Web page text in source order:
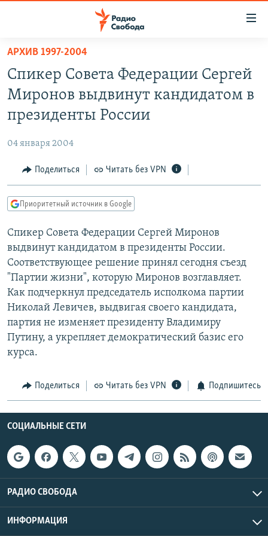
упрощенного
доступа
Вернуться
основному
Вернутся
Вернутся
поиску
ПОДКАСТЫ
АВТОРСКИЕ ПРОЕКТЫ
МНЕНИЯ
КУЛЬТУРА
КАВКАЗ.РЕАЛИИ
СЕВЕР.РЕАЛИИ
СИБИРЬ.РЕАЛИИ
РАСПИСАНИЕ ВЕЩАНИЯ
ПОДПИШИТЕСЬ НА РАССЫЛКУ
СОЦИАЛЬНЫЕ СЕТИ
Все сайты РСЕ/РС
АРХИВ 1997-2004
Спикер Совета Федерации Сергей
Миронов выдвинут кандидатом в
президенты России
04 января 2004
Поделиться Читать без VPN
Приоритетный источник в Google
Спикер Совета Федерации Сергей Миронов
выдвинут кандидатом в президенты России.
Соответствующее решение принял сегодня съезд
"Партии жизни", которую Миронов возглавляет.
Как подчеркнул председатель исполкома партии
Николай Левичев, выдвигая своего кандидата,
партия не изменяет президенту Владимиру
Путину, а укрепляет демократический базис его
курса.
Поделиться Читать без VPN Подпишитесь
СОЦИАЛЬНЫЕ СЕТИ
РАДИО СВОБОДА
ИНФОРМАЦИЯ